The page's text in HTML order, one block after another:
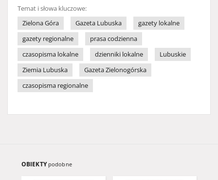
Temat i słowa kluczowe:
Zielona Góra
Gazeta Lubuska
gazety lokalne
gazety regionalne
prasa codzienna
czasopisma lokalne
dzienniki lokalne
Lubuskie
Ziemia Lubuska
Gazeta Zielonogórska
czasopisma regionalne
OBIEKTY podobne